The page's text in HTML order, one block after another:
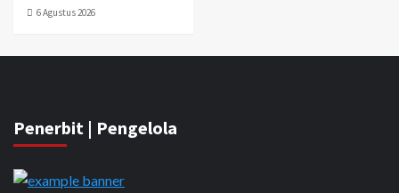
6 Agustus 2026
Penerbit | Pengelola